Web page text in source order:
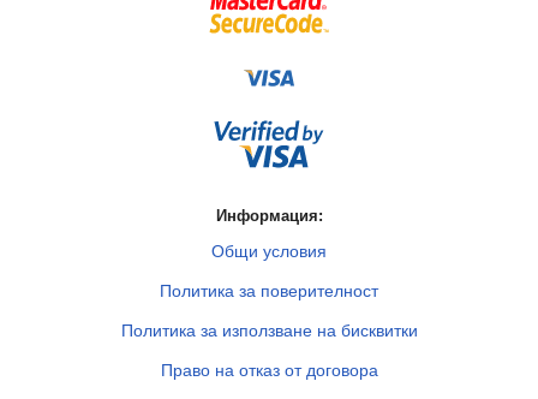
Информация:
Общи условия
Политика за поверителност
Политика за използване на бисквитки
Право на отказ от договора